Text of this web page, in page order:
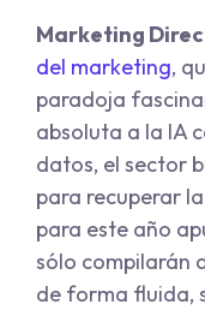
Marketing
del marketing,
paradoja
absoluta a la IA
datos, el sector
para recuperar
para este año
sólo compilarán
de forma fluida,